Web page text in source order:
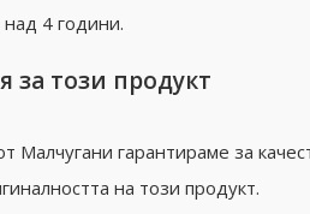
4 години.
за този продукт
Малчугани гарантираме за
на този продукт.